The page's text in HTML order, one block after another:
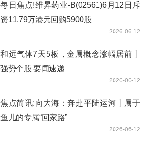
每日焦点!维昇药业-B(02561)6月12日斥
资11.79万港元回购5900股
2026-06-12
和远气体7天5板，金属概念涨幅居前丨
强势个股 要闻速递
2026-06-12
焦点简讯:向大海：奔赴平陆运河丨属于
鱼儿的专属“回家路”
2026-06-12